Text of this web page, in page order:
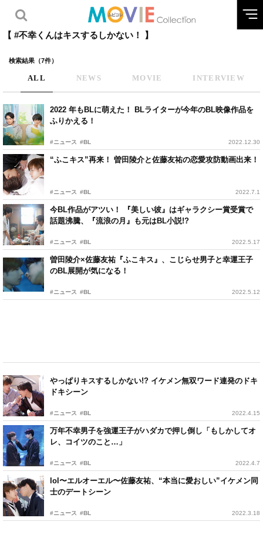
【 #不幸くんはキスするしかない！ 】
検索結果（7件）
ALL NEWS MOVIE INTERVIEW
2022 年もBLに萌えた！ BLライターが今年のBL映像作品を
ふりかえる！
#ニュース #BL 2022.12.30
“ふこキス”再来！ 曽田陵介と佐藤友祐の恋愛攻防動画出来！
#ニュース #BL 2022.7.1
今BL作品がアツい！ 『美しい彼』はギャラクシー賞受賞で
話題沸騰、『流浪の月』も元はBL小説!?
#ニュース #BL 2022.5.17
曽田陵介×佐藤友祐『ふこキス』、こじらせ男子と幸運王子
のBL展開が気になる！
#ニュース #BL 2022.5.12
やっぱりキスするしかない!? イケメン無双ワード連発のドキ
ドキシーン
#ニュース #BL 2022.4.15
万年不幸男子を強運王子がハダカで押し倒し「もしかしてオ
レ、コイツのこと…」
#ニュース #BL 2022.4.7
lol〜エルオーエル〜佐藤友祐、“本当に愛おしい”イケメン同
士のデートシーン
#ニュース #BL 2022.3.18